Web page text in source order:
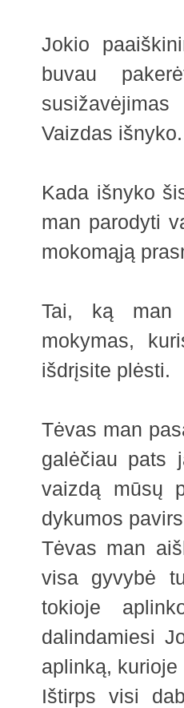
Jokio
buvau
Vaizdas
Kada išnyko
man parodyti
mokomąją
Tai, ką man
mokymas,
išdrįsite plėsti.
Tėvas man
galėčiau pats
vaizdą mūsų
dykumos
Tėvas man
visa gyvybė
tokioje
dalindamiesi
aplinką,
Ištirps visi